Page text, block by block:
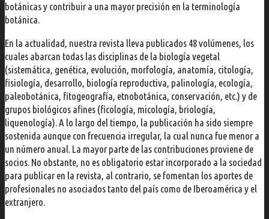
botánicas y contribuir a una mayor precisión en la terminología
botánica.
En la actualidad, nuestra revista lleva publicados 48 volúmenes, los
cuales abarcan todas las disciplinas de la biología vegetal
(sistemática, genética, evolución, morfología, anatomía, citología,
fisiología, desarrollo, biología reproductiva, palinología, ecología,
paleobotánica, fitogeografía, etnobotánica, conservación, etc.) y de
grupos biológicos afines (ficología, micología, briología,
liquenología). A lo largo del tiempo, la publicación ha sido siempre
sostenida aunque con frecuencia irregular, la cual nunca fue menor a
un número anual. La mayor parte de las contribuciones proviene de
socios. No obstante, no es obligatorio estar incorporado a la sociedad
para publicar en la revista, al contrario, se fomentan los aportes de
profesionales no asociados tanto del país como de Iberoamérica y el
extranjero.